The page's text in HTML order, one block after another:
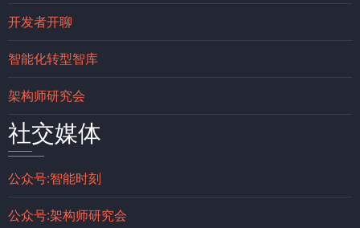
开发者开聊
智能化转型智库
架构师研究会
社交媒体
公众号:智能时刻
公众号:架构师研究会